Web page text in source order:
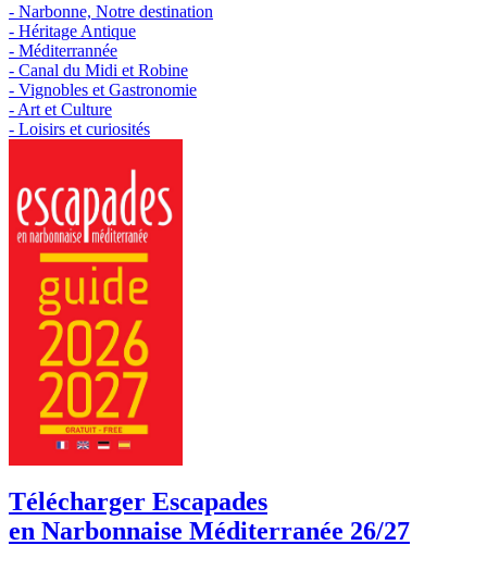
- Narbonne, Notre destination
- Héritage Antique
- Méditerrannée
- Canal du Midi et Robine
- Vignobles et Gastronomie
- Art et Culture
- Loisirs et curiosités
Télécharger Escapades
en Narbonnaise Méditerranée 26/27